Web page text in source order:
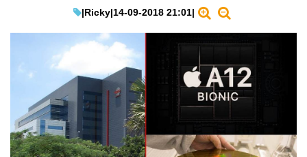
教學評測
生成式AI與雲端應用
Enterprise Digital Transformation
|Ricky|14-09-2018 21:01|